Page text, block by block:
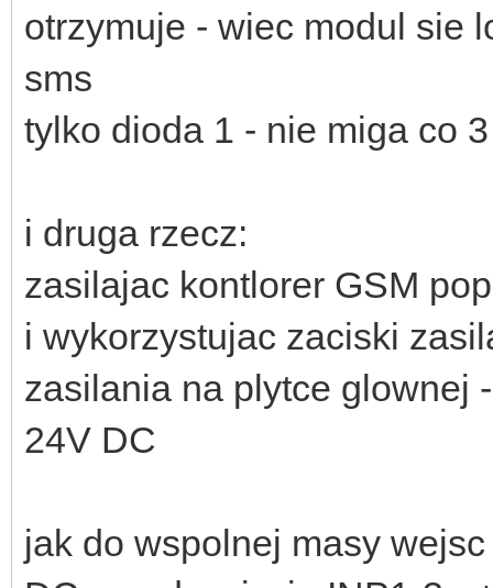
otrzymuje - wiec modul sie
sms
tylko dioda 1 - nie miga co
i druga rzecz:
zasilajac kontlorer GSM
i wykorzystujac zaciski
zasilania na plytce glownej
24V DC
jak do wspolnej masy